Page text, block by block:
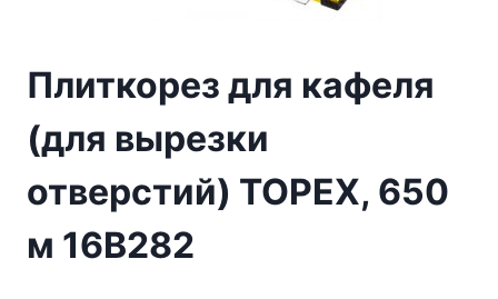
Плиткорез для кафеля
(для вырезки
отверстий) TOPEX, 650
м 16B282